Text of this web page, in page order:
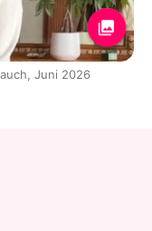
Juni 2026